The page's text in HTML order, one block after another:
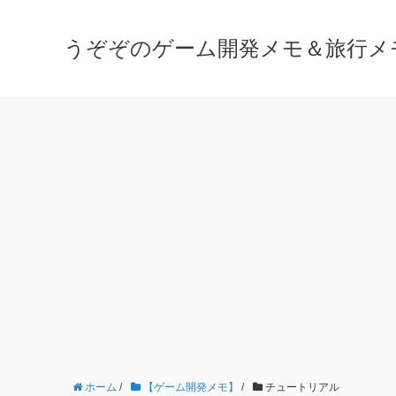
うぞぞのゲーム開発メモ＆旅行メ
ホーム / 【ゲーム開発メモ】 / チュートリアル